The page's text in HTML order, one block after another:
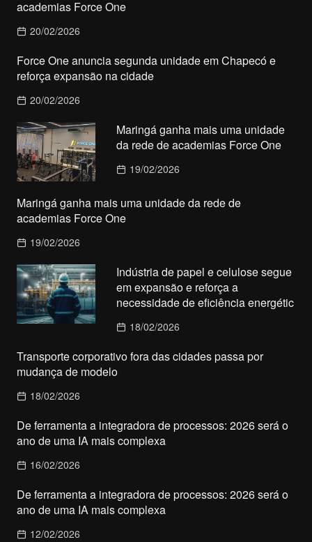
academias Force One
20/02/2026
Force One anuncia segunda unidade em Chapecó e
reforça expansão na cidade
20/02/2026
Maringá ganha mais uma unidade
da rede de academias Force One
19/02/2026
Maringá ganha mais uma unidade da rede de
academias Force One
19/02/2026
Indústria de papel e celulose segue
em expansão e reforça a
necessidade de eficiência energétic
18/02/2026
Transporte corporativo fora das cidades passa por
mudança de modelo
18/02/2026
De ferramenta a integradora de processos: 2026 será o
ano de uma IA mais complexa
16/02/2026
De ferramenta a integradora de processos: 2026 será o
ano de uma IA mais complexa
12/02/2026